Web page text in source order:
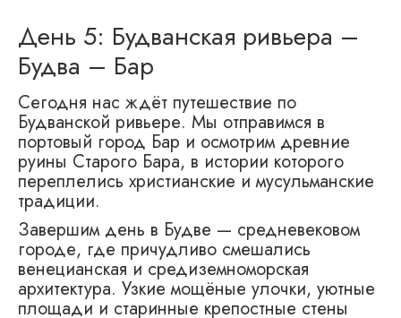
День 5: Будванская ривьера –
Будва – Бар
Сегодня нас ждёт путешествие по
Будванской ривьере. Мы отправимся в
портовый город Бар и осмотрим древние
руины Старого Бара, в истории которого
переплелись христианские и мусульманские
традиции.
Завершим день в Будве — средневековом
городе, где причудливо смешались
венецианская и средиземноморская
архитектура. Узкие мощёные улочки, уютные
площади и старинные крепостные стены